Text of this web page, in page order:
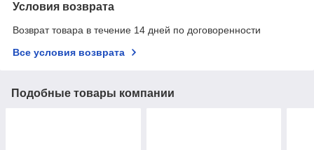
Условия возврата
Возврат товара в течение 14 дней по договоренности
Все условия возврата
Подобные товары компании